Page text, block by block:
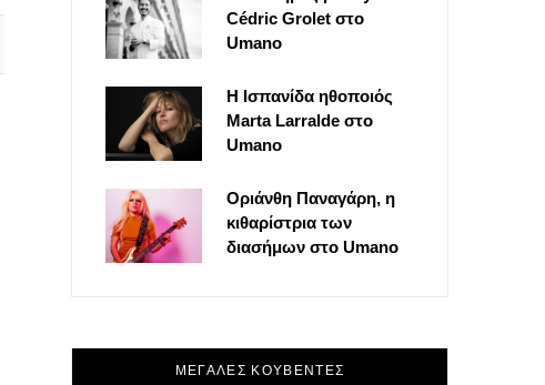
Cédric Grolet στο
Umano
Η Ισπανίδα ηθοποιός
Marta Larralde στο
Umano
Οριάνθη Παναγάρη, η
κιθαρίστρια των
διασήμων στο Umano
ΜΕΓΑΛΕΣ ΚΟΥΒΕΝΤΕΣ